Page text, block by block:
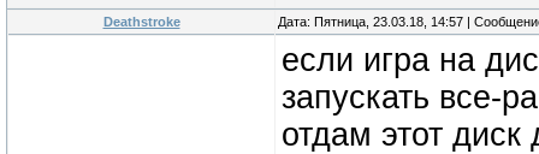
Deathstroke Дата: Пятница, 23.03.18, 14:57 |
если игра на
запускать все-
отдам этот диск